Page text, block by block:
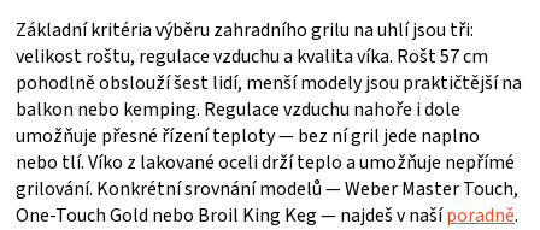
Základní kritéria výběru zahradního grilu na uhlí jsou tři:
velikost roštu, regulace vzduchu a kvalita víka. Rošt 57 cm
pohodlně obslouží šest lidí, menší modely jsou praktičtější na
balkon nebo kemping. Regulace vzduchu nahoře i dole
umožňuje přesné řízení teploty — bez ní gril jede naplno
nebo tlí. Víko z lakované oceli drží teplo a umožňuje nepřímé
grilování. Konkrétní srovnání modelů — Weber Master Touch,
One-Touch Gold nebo Broil King Keg — najdeš v našíporadně.